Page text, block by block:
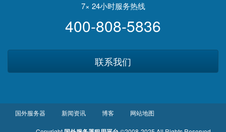
7× 24小时服务热线
400-808-5836
联系我们
国外服务器 新闻资讯 博客 网站地图